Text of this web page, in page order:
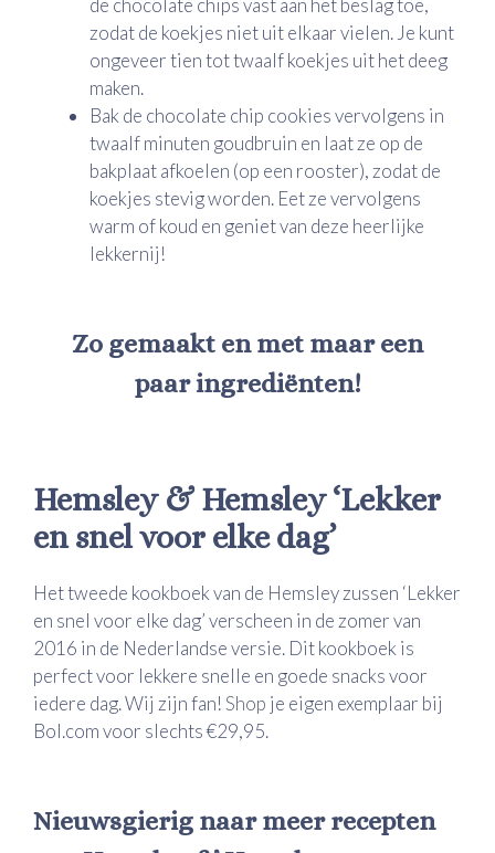
de chocolate chips vast aan het beslag toe,
zodat de koekjes niet uit elkaar vielen. Je kunt
ongeveer tien tot twaalf koekjes uit het deeg
maken.
Bak de chocolate chip cookies vervolgens in
twaalf minuten goudbruin en laat ze op de
bakplaat afkoelen (op een rooster), zodat de
koekjes stevig worden. Eet ze vervolgens
warm of koud en geniet van deze heerlijke
lekkernij!
Zo gemaakt en met maar een
paar ingrediënten!
Hemsley & Hemsley ‘Lekker
en snel voor elke dag’
Het tweede kookboek van de Hemsley zussen ‘Lekker
en snel voor elke dag’ verscheen in de zomer van
2016 in de Nederlandse versie. Dit kookboek is
perfect voor lekkere snelle en goede snacks voor
iedere dag. Wij zijn fan!Shop je eigen exemplaar bij
Bol.com voor slechts €29,95.
Nieuwsgierig naar meer recepten